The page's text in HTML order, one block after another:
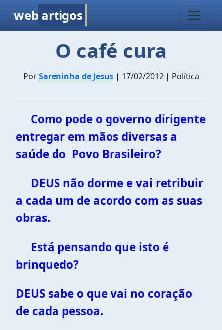
web artigos
O café cura
PorSareninha de Jesus| 17/02/2012 | Política
Como pode o governo dirigente
entregar em mãos diversas a
saúde do Povo Brasileiro?
DEUS não dorme e vai retribuir
a cada um de acordo com as suas
obras.
Está pensando que isto é
brinquedo?
DEUS sabe o que vai no coração
de cada pessoa.